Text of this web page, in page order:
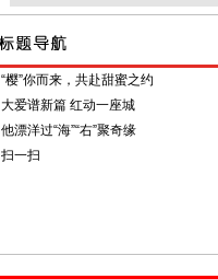
“樱”你而来，共赴甜蜜之约
大爱谱新篇 红动一座城
他漂洋过“海”“右”聚奇缘
扫一扫